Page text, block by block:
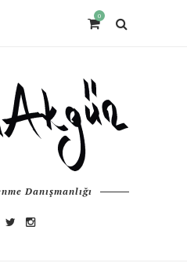
0
Danışmanlığı